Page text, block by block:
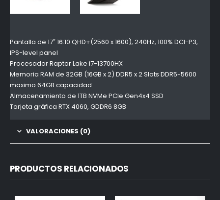
Pantalla de 17″ 16:10 QHD+(2560 x 1600), 240Hz, 100% DCI-P3,
IPS-level panel
Procesador Raptor Lake i7-13700HX
Memoria RAM de 32GB (16GB x 2) DDR5 x 2 Slots DDR5-5600
maximo 64GB capacidad
Almacenamiento de 1TB NVMe PCIe Gen4x4 SSD
Tarjeta gráfica RTX 4060, GDDR6 8GB
VALORACIONES (0)
PRODUCTOS RELACIONADOS